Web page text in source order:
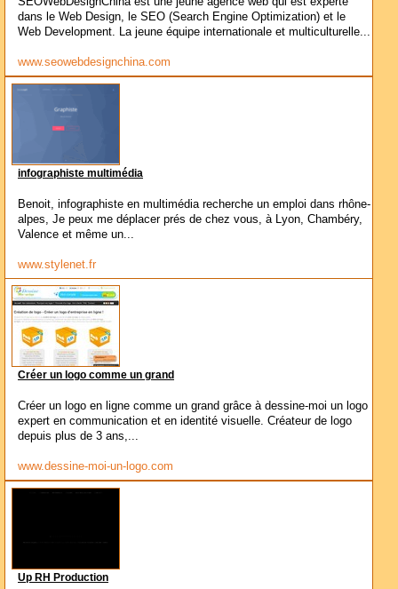
dans le Web Design, le SEO (Search Engine Optimization) et le
Web Development. La jeune équipe internationale et multiculturelle...
www.seowebdesignchina.com
infographiste multimédia
Benoit, infographiste en multimédia recherche un emploi dans rhône-
alpes, Je peux me déplacer prés de chez vous, à Lyon, Chambéry,
Valence et même un...
www.stylenet.fr
Créer un logo comme un grand
Créer un logo en ligne comme un grand grâce à dessine-moi un logo
expert en communication et en identité visuelle. Créateur de logo
depuis plus de 3 ans,...
www.dessine-moi-un-logo.com
Up RH Production